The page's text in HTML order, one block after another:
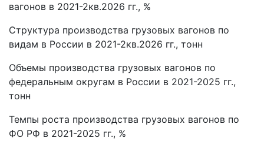
вагонов в 2021-2кв.2026 гг., %
Структура производства грузовых вагонов по
видам в России в 2021-2кв.2026 гг., тонн
Объемы производства грузовых вагонов по
федеральным округам в России в 2021-2025 гг.,
тонн
Темпы роста производства грузовых вагонов по
ФО РФ в 2021-2025 гг., %